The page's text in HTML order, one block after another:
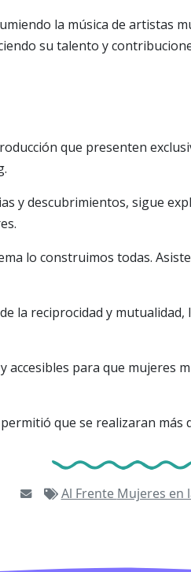
la música de artistas
su talento y
que presenten
y descubrimientos, sigue
lo construimos todas.
la reciprocidad y
accesibles para que mujeres
que se realizaran más
Al Frente Mujeres en